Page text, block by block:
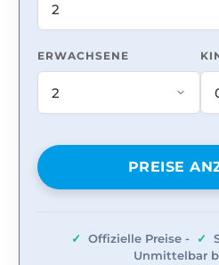
ERWACHSENE
PREISE
✓ Offizielle Preise - ✓
Unmittelbar